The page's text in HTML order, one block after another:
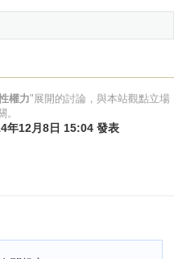
權力"展開的討論，與本站觀點立場
。
年12月8日 15:04 發表